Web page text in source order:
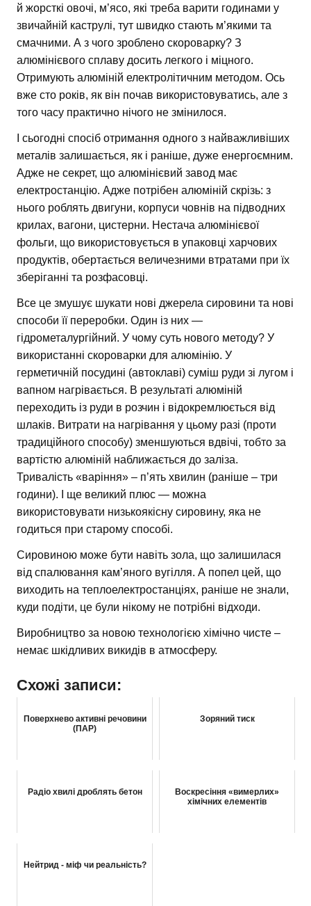
й жорсткі овочі, м’ясо, які треба варити годинами у
звичайній каструлі, тут швидко стають м’якими та
смачними. А з чого зроблено скороварку? З
алюмінієвого сплаву досить легкого і міцного.
Отримують алюміній електролітичним методом. Ось
вже сто років, як він почав використовуватись, але з
того часу практично нічого не змінилося.
І сьогодні спосіб отримання одного з найважливіших
металів залишається, як і раніше, дуже енергоємним.
Адже не секрет, що алюмінієвий завод має
електростанцію. Адже потрібен алюміній скрізь: з
нього роблять двигуни, корпуси човнів на підводних
крилах, вагони, цистерни. Нестача алюмінієвої
фольги, що використовується в упаковці харчових
продуктів, обертається величезними втратами при їх
зберіганні та розфасовці.
Все це змушує шукати нові джерела сировини та нові
способи її переробки. Один із них —
гідрометалургійний. У чому суть нового методу? У
використанні скороварки для алюмінію. У
герметичній посудині (автоклаві) суміш руди зі лугом і
вапном нагрівається. В результаті алюміній
переходить із руди в розчин і відокремлюється від
шлаків. Витрати на нагрівання у цьому разі (проти
традиційного способу) зменшуються вдвічі, тобто за
вартістю алюміній наближається до заліза.
Тривалість «варіння» – п’ять хвилин (раніше – три
години). І ще великий плюс — можна
використовувати низькоякісну сировину, яка не
годиться при старому способі.
Сировиною може бути навіть зола, що залишилася
від спалювання кам’яного вугілля. А попел цей, що
виходить на теплоелектростанціях, раніше не знали,
куди подіти, це були нікому не потрібні відходи.
Виробництво за новою технологією хімічно чисте –
немає шкідливих викидів в атмосферу.
Схожі записи:
Поверхнево активні речовини
(ПАР)
Зоряний тиск
Радіо хвилі дроблять бетон
Воскресіння «вимерлих»
хімічних елементів
Нейтрид - міф чи реальність?